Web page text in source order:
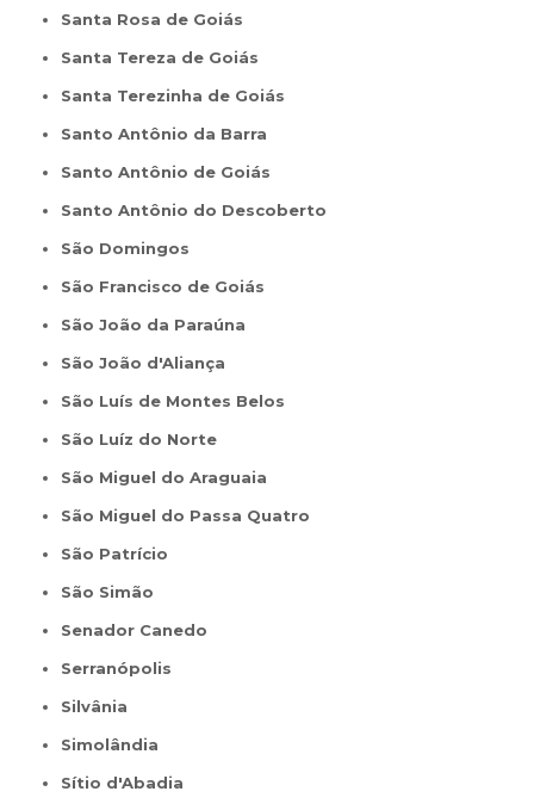
Santa Rosa de Goiás
Santa Tereza de Goiás
Santa Terezinha de Goiás
Santo Antônio da Barra
Santo Antônio de Goiás
Santo Antônio do Descoberto
São Domingos
São Francisco de Goiás
São João da Paraúna
São João d'Aliança
São Luís de Montes Belos
São Luíz do Norte
São Miguel do Araguaia
São Miguel do Passa Quatro
São Patrício
São Simão
Senador Canedo
Serranópolis
Silvânia
Simolândia
Sítio d'Abadia